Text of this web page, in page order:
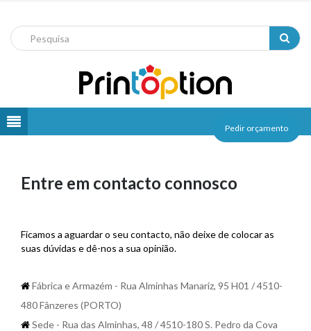
Pedir orçamento
Orçamento
Entre em contacto connosco
Ficamos a aguardar o seu contacto, não deixe de colocar as
suas dúvidas e dê-nos a sua opinião.
Fábrica e Armazém - Rua Alminhas Manariz, 95 H01 / 4510-
480 Fânzeres (PORTO)
Sede - Rua das Alminhas, 48 / 4510-180 S. Pedro da Cova